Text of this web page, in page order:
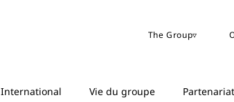
The Group▿
International Vie du groupe Partenariat